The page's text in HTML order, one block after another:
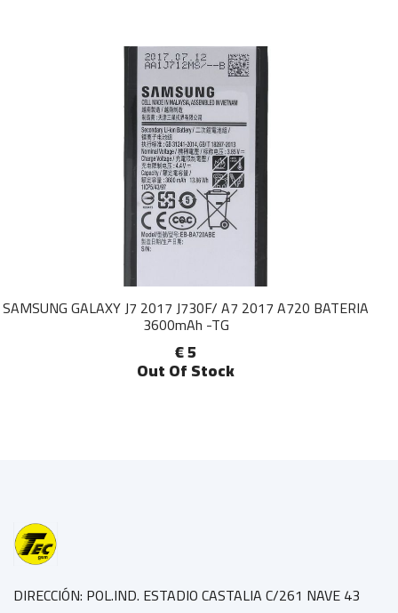
SAMSUNG GALAXY J7 2017 J730F/ A7 2017 A720 BATERIA
3600mAh -TG
€ 5
Out Of Stock
DIRECCIÓN: POL.IND. ESTADIO CASTALIA C/261 NAVE 43